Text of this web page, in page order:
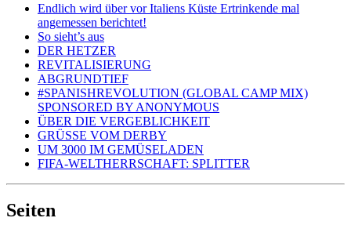
Endlich wird über vor Italiens Küste Ertrinkende mal
angemessen berichtet!
So sieht’s aus
DER HETZER
REVITALISIERUNG
ABGRUNDTIEF
#SPANISHREVOLUTION (GLOBAL CAMP MIX)
SPONSORED BY ANONYMOUS
ÜBER DIE VERGEBLICHKEIT
GRÜSSE VOM DERBY
UM 3000 IM GEMÜSELADEN
FIFA-WELTHERRSCHAFT: SPLITTER
Seiten